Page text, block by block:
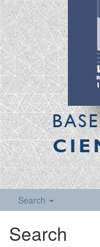
Search
Search